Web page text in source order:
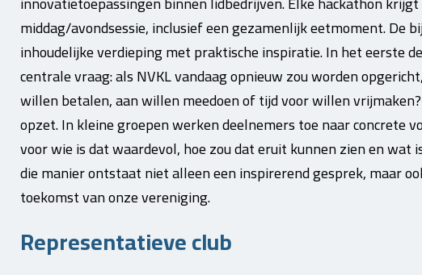
middag/avondsessie, inclusief een gezamenlijk eetmoment. De
inhoudelijke verdieping met praktische inspiratie. In het eerste
centrale vraag: als NVKL vandaag opnieuw zou worden
willen betalen, aan willen meedoen of tijd voor willen
opzet. In kleine groepen werken deelnemers toe naar concrete
voor wie is dat waardevol, hoe zou dat eruit kunnen zien en wat
die manier ontstaat niet alleen een inspirerend gesprek, maar
toekomst van onze vereniging.
Representatieve club